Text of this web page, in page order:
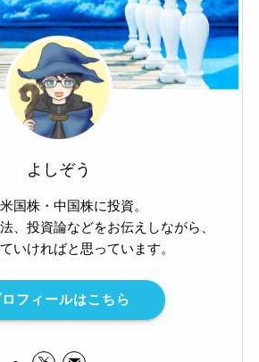
よしぞう
国株・中国株に投資。
、投資論などをお伝えしながら、
いければと思っています。
フィールはこちら